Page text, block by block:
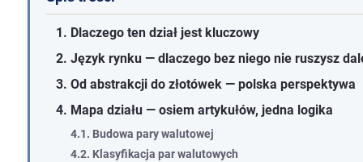
1. Dlaczego ten dział jest kluczowy
2. Język rynku — dlaczego bez niego nie ruszysz
3. Od abstrakcji do złotówek — polska perspektywa
4. Mapa działu — osiem artykułów, jedna logika
4.1. Budowa pary walutowej
4.2. Klasyfikacja par walutowych